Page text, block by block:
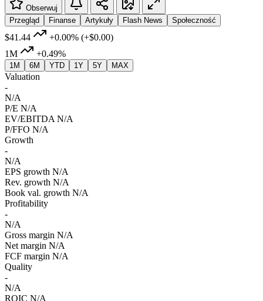
Obserwuj
Przegląd
Finanse Artykuły Flash News Społeczność
$41.44 +0.00% (+$0.00)
1M
+0.49%
1M 6M YTD 1Y 5Y MAX
Valuation
-
N/A
P/E N/A
EV/EBITDA N/A
P/FFO N/A
Growth
-
N/A
EPS growth N/A
Rev. growth N/A
Book val. growth N/A
Profitability
-
N/A
Gross margin N/A
Net margin N/A
FCF margin N/A
Quality
-
N/A
ROIC N/A